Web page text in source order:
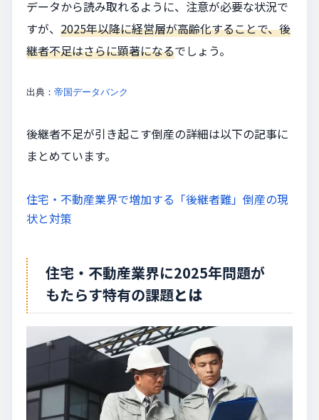
データから読み取れるように、注意が必要な状況で
すが、 2025年以降に経営層が高齢化することで、後
継者不足はさらに顕著になるでしょう。
出典： 帝国データバンク
後継者不足が引き起こす倒産の詳細は以下の記事に
まとめています。
住宅・不動産業界で増加する「後継者難」倒産の現
状と対策
住宅・不動産業界に2025年問題が
もたらす特有の課題とは